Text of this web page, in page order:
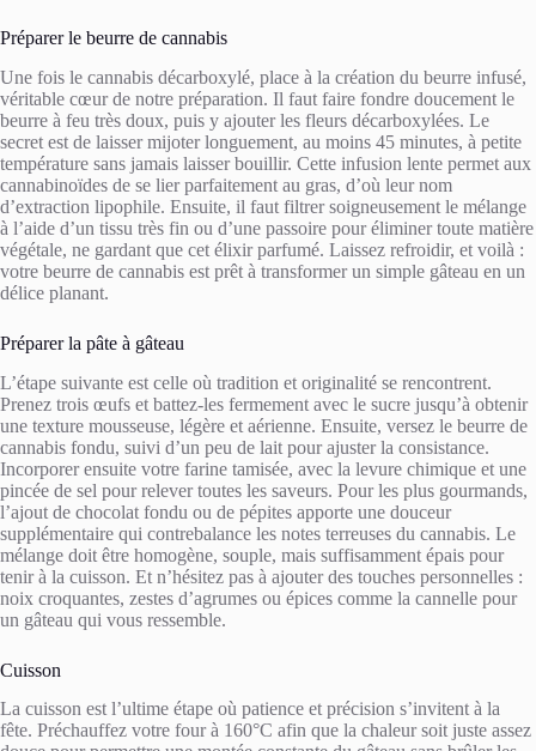
Préparer le beurre de cannabis
Une fois le cannabis décarboxylé, place à la création du beurre infusé,
véritable cœur de notre préparation. Il faut faire fondre doucement le
beurre à feu très doux, puis y ajouter les fleurs décarboxylées. Le
secret est de laisser mijoter longuement, au moins 45 minutes, à petite
température sans jamais laisser bouillir. Cette infusion lente permet aux
cannabinoïdes de se lier parfaitement au gras, d’où leur nom
d’extraction lipophile. Ensuite, il faut filtrer soigneusement le mélange
à l’aide d’un tissu très fin ou d’une passoire pour éliminer toute matière
végétale, ne gardant que cet élixir parfumé. Laissez refroidir, et voilà :
votre beurre de cannabis est prêt à transformer un simple gâteau en un
délice planant.
Préparer la pâte à gâteau
L’étape suivante est celle où tradition et originalité se rencontrent.
Prenez trois œufs et battez-les fermement avec le sucre jusqu’à obtenir
une texture mousseuse, légère et aérienne. Ensuite, versez le beurre de
cannabis fondu, suivi d’un peu de lait pour ajuster la consistance.
Incorporer ensuite votre farine tamisée, avec la levure chimique et une
pincée de sel pour relever toutes les saveurs. Pour les plus gourmands,
l’ajout de chocolat fondu ou de pépites apporte une douceur
supplémentaire qui contrebalance les notes terreuses du cannabis. Le
mélange doit être homogène, souple, mais suffisamment épais pour
tenir à la cuisson. Et n’hésitez pas à ajouter des touches personnelles :
noix croquantes, zestes d’agrumes ou épices comme la cannelle pour
un gâteau qui vous ressemble.
Cuisson
La cuisson est l’ultime étape où patience et précision s’invitent à la
fête. Préchauffez votre four à 160°C afin que la chaleur soit juste assez